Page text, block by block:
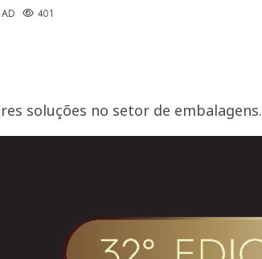
401
soluções no setor de embalagens.